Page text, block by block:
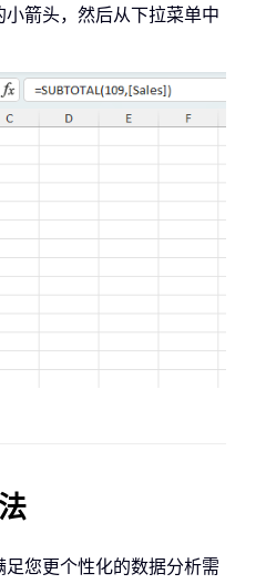
箭头，然后从下拉菜单中
您更个性化的数据分析需